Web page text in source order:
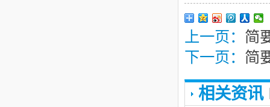
上一页： 简
下一页： 简
相关资讯